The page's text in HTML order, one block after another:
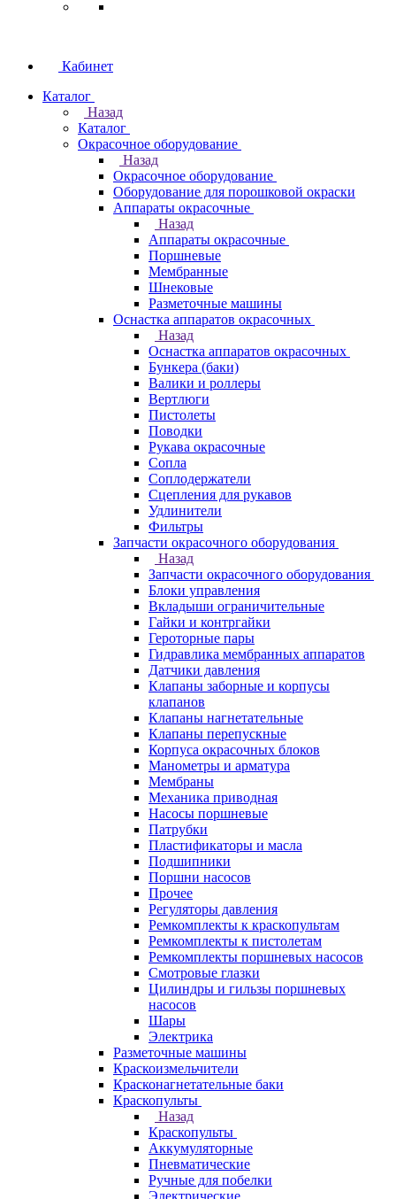
Кабинет
Каталог
Назад
Каталог
Окрасочное оборудование
Назад
Окрасочное оборудование
Оборудование для порошковой окраски
Аппараты окрасочные
Назад
Аппараты окрасочные
Поршневые
Мембранные
Шнековые
Разметочные машины
Оснастка аппаратов окрасочных
Назад
Оснастка аппаратов окрасочных
Бункера (баки)
Валики и роллеры
Вертлюги
Пистолеты
Поводки
Рукава окрасочные
Сопла
Соплодержатели
Сцепления для рукавов
Удлинители
Фильтры
Запчасти окрасочного оборудования
Назад
Запчасти окрасочного оборудования
Блоки управления
Вкладыши ограничительные
Гайки и контргайки
Героторные пары
Гидравлика мембранных аппаратов
Датчики давления
Клапаны заборные и корпусы
клапанов
Клапаны нагнетательные
Клапаны перепускные
Корпуса окрасочных блоков
Манометры и арматура
Мембраны
Механика приводная
Насосы поршневые
Патрубки
Пластификаторы и масла
Подшипники
Поршни насосов
Прочее
Регуляторы давления
Ремкомплекты к краскопультам
Ремкомплекты к пистолетам
Ремкомплекты поршневых насосов
Смотровые глазки
Цилиндры и гильзы поршневых
насосов
Шары
Электрика
Разметочные машины
Краскоизмельчители
Красконагнетательные баки
Краскопульты
Назад
Краскопульты
Аккумуляторные
Пневматические
Ручные для побелки
Электрические